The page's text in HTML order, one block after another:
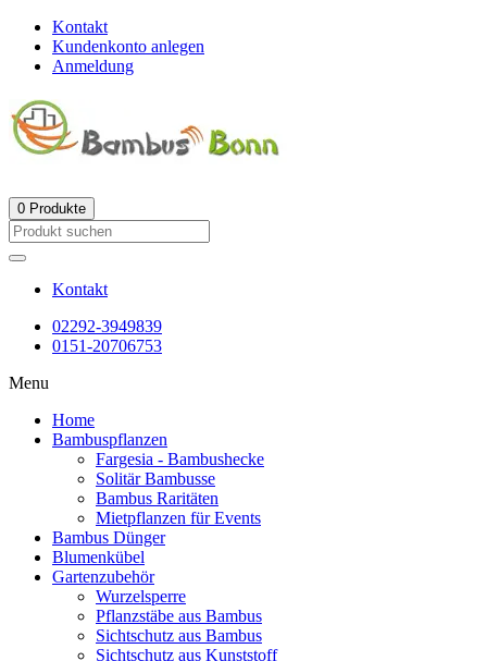
Kontakt
Kundenkonto anlegen
Anmeldung
0 Produkte
Kontakt
02292-3949839
0151-20706753
Menu
Home
Bambuspflanzen
Fargesia - Bambushecke
Solitär Bambusse
Bambus Raritäten
Mietpflanzen für Events
Bambus Dünger
Blumenkübel
Gartenzubehör
Wurzelsperre
Pflanzstäbe aus Bambus
Sichtschutz aus Bambus
Sichtschutz aus Kunststoff